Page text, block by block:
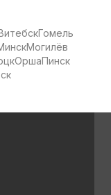
Гомель
Могилёв
ОршаПинск